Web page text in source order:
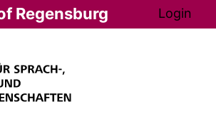
Regensburg Login